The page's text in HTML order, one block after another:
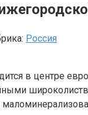
Россия
в центре